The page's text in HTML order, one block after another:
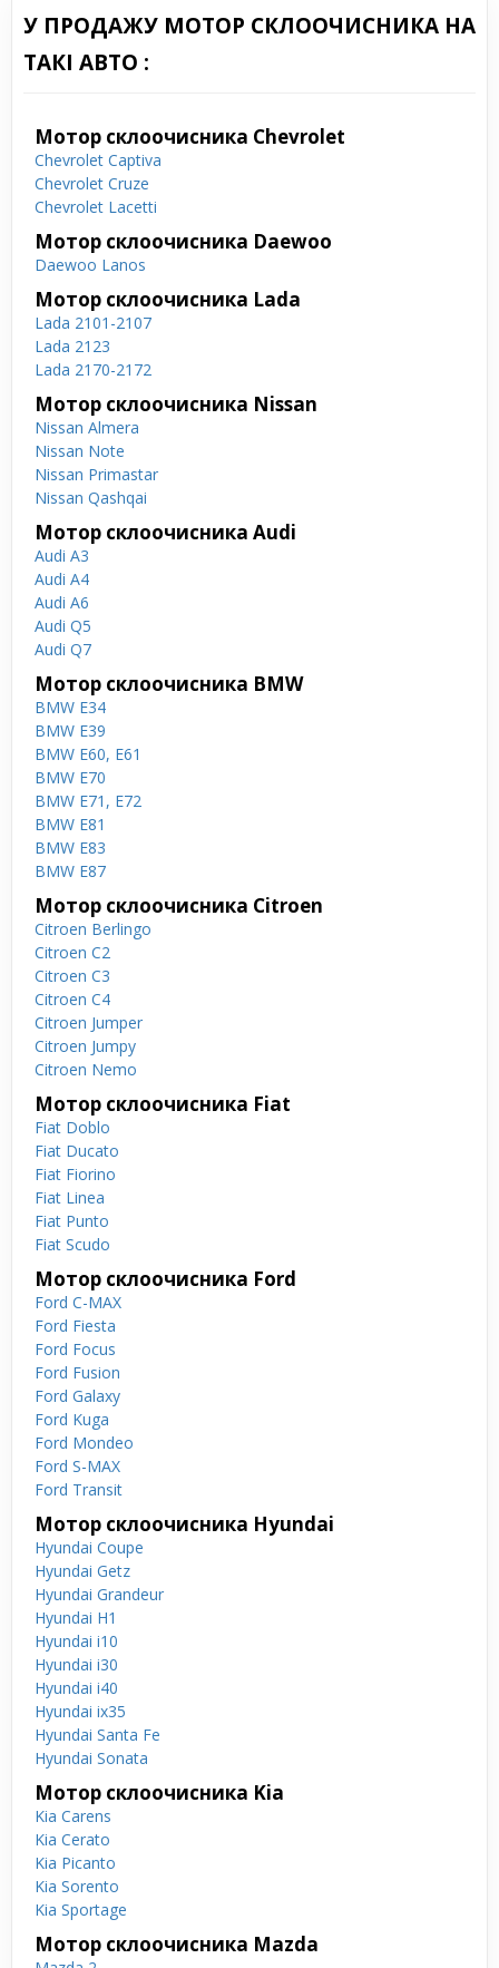
У ПРОДАЖУ МОТОР СКЛООЧИСНИКА НА
ТАКІ АВТО :
Мотор склоочисника Chevrolet
Chevrolet Captiva
Chevrolet Cruze
Chevrolet Lacetti
Мотор склоочисника Daewoo
Daewoo Lanos
Мотор склоочисника Lada
Lada 2101-2107
Lada 2123
Lada 2170-2172
Мотор склоочисника Nissan
Nissan Almera
Nissan Note
Nissan Primastar
Nissan Qashqai
Мотор склоочисника Audi
Audi A3
Audi A4
Audi A6
Audi Q5
Audi Q7
Мотор склоочисника BMW
BMW E34
BMW E39
BMW E60, E61
BMW E70
BMW E71, E72
BMW E81
BMW E83
BMW E87
Мотор склоочисника Citroen
Citroen Berlingo
Citroen C2
Citroen C3
Citroen C4
Citroen Jumper
Citroen Jumpy
Citroen Nemo
Мотор склоочисника Fiat
Fiat Doblo
Fiat Ducato
Fiat Fiorino
Fiat Linea
Fiat Punto
Fiat Scudo
Мотор склоочисника Ford
Ford C-MAX
Ford Fiesta
Ford Focus
Ford Fusion
Ford Galaxy
Ford Kuga
Ford Mondeo
Ford S-MAX
Ford Transit
Мотор склоочисника Hyundai
Hyundai Coupe
Hyundai Getz
Hyundai Grandeur
Hyundai H1
Hyundai i10
Hyundai i30
Hyundai i40
Hyundai ix35
Hyundai Santa Fe
Hyundai Sonata
Мотор склоочисника Kia
Kia Carens
Kia Cerato
Kia Picanto
Kia Sorento
Kia Sportage
Мотор склоочисника Mazda